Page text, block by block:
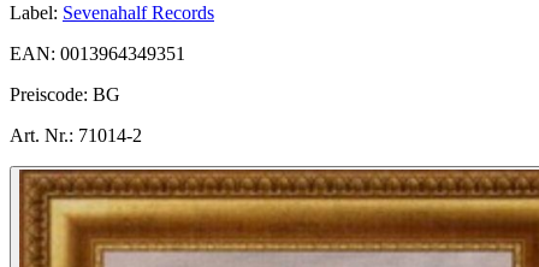
Label: Sevenahalf Records
EAN: 0013964349351
Preiscode: BG
Art. Nr.: 71014-2